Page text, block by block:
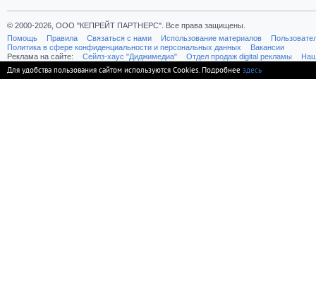
© 2000-2026, ООО "КЕПРЕЙТ ПАРТНЕРС". Все права защищены.
Помощь
Правила Связаться с нами Использование материалов
Политика в сфере конфиденциальности и персональных данных
Вакансии
Реклама на сайте:
Cейлз-хаус "Диджимедиа" Отдел продаж digital рекламы
Для удобства пользования сайтом используются Cookies. Подробнее здесь